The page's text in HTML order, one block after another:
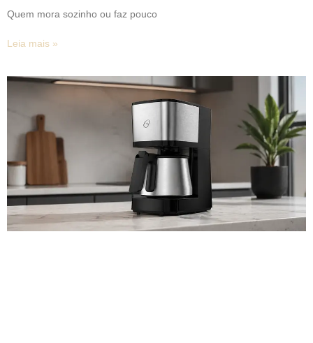
Quem mora sozinho ou faz pouco
Leia mais »